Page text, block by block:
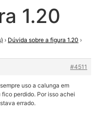
1.20
› Dúvida sobre a figura 1.20 ›
#4511
uso a calunga em
perdido. Por isso achei
errado.